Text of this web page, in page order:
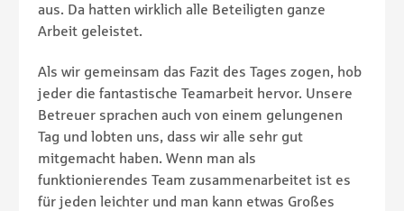
aus. Da hatten wirklich alle Beteiligten ganze
Arbeit geleistet.
Als wir gemeinsam das Fazit des Tages zogen, hob
jeder die fantastische Teamarbeit hervor. Unsere
Betreuer sprachen auch von einem gelungenen
Tag und lobten uns, dass wir alle sehr gut
mitgemacht haben. Wenn man als
funktionierendes Team zusammenarbeitet ist es
für jeden leichter und man kann etwas Großes